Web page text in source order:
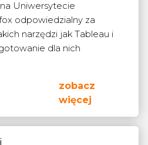
Uniwersytecie
odpowiedzialny za
narzędzi jak Tableau i
dla nich
zobacz
więcej